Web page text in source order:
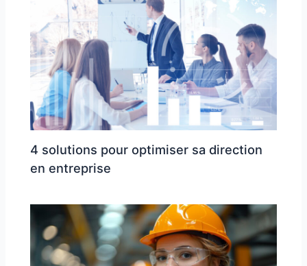
4 solutions pour optimiser sa direction
en entreprise